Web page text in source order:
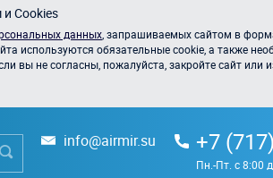
Cookies
данных , запрашиваемых сайтом в
используются обязательные cookie, а также
вы не согласны, пожалуйста, закройте сайт или
info@airmir.su +7
Пн.-Пт. с 8:00